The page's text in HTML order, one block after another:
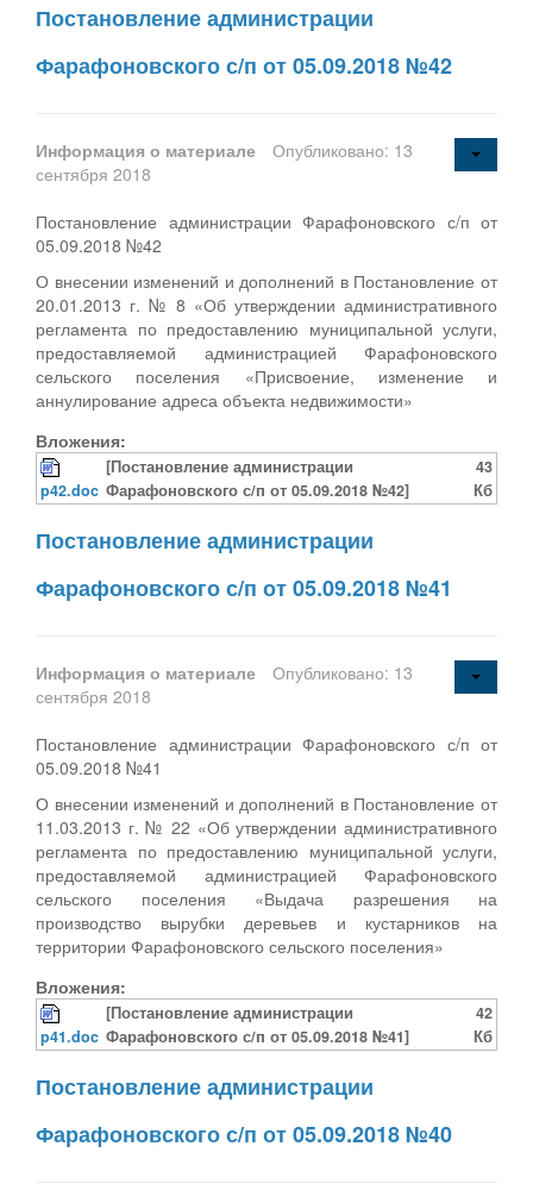
Постановление администрации
Фарафоновского с/п от 05.09.2018 №42
Информация о материале
Опубликовано: 13
сентября 2018
Постановление администрации Фарафоновского с/п от
05.09.2018 №42
О внесении изменений и дополнений в Постановление от
20.01.2013 г. № 8 «Об утверждении административного
регламента по предоставлению муниципальной услуги,
предоставляемой администрацией Фарафоновского
сельского поселения «Присвоение, изменение и
аннулирование адреса объекта недвижимости»
Вложения:
p42.doc
[Постановление администрации
Фарафоновского с/п от 05.09.2018 №42]
43
Кб
Постановление администрации
Фарафоновского с/п от 05.09.2018 №41
Информация о материале
Опубликовано: 13
сентября 2018
Постановление администрации Фарафоновского с/п от
05.09.2018 №41
О внесении изменений и дополнений в Постановление от
11.03.2013 г. № 22 «Об утверждении административного
регламента по предоставлению муниципальной услуги,
предоставляемой администрацией Фарафоновского
сельского поселения «Выдача разрешения на
производство вырубки деревьев и кустарников на
территории Фарафоновского сельского поселения»
Вложения:
p41.doc
[Постановление администрации
Фарафоновского с/п от 05.09.2018 №41]
42
Кб
Постановление администрации
Фарафоновского с/п от 05.09.2018 №40